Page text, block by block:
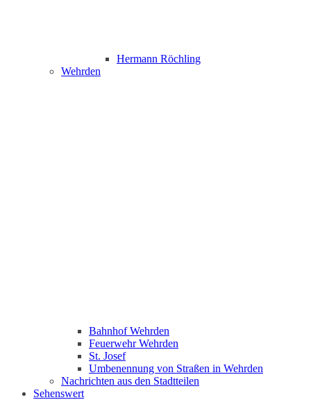
Hermann Röchling
Wehrden
Bahnhof Wehrden
Feuerwehr Wehrden
St. Josef
Umbenennung von Straßen in Wehrden
Nachrichten aus den Stadtteilen
Sehenswert